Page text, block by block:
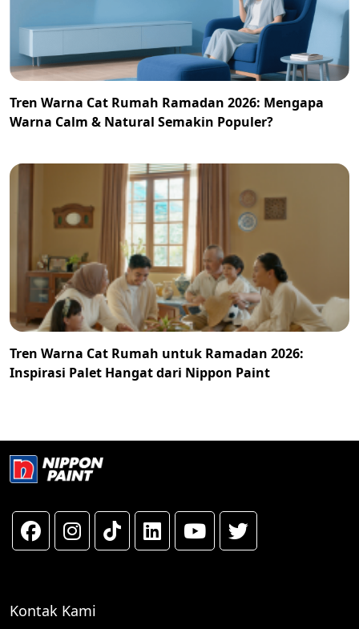
Tren Warna Cat Rumah Ramadan 2026: Mengapa
Warna Calm & Natural Semakin Populer?
Tren Warna Cat Rumah untuk Ramadan 2026:
Inspirasi Palet Hangat dari Nippon Paint
Kontak Kami